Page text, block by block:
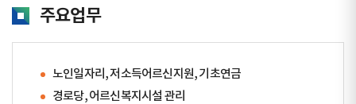
주요업무
노인일자리, 저소득어르신지원, 기초연금
경로당, 어르신복지시설 관리